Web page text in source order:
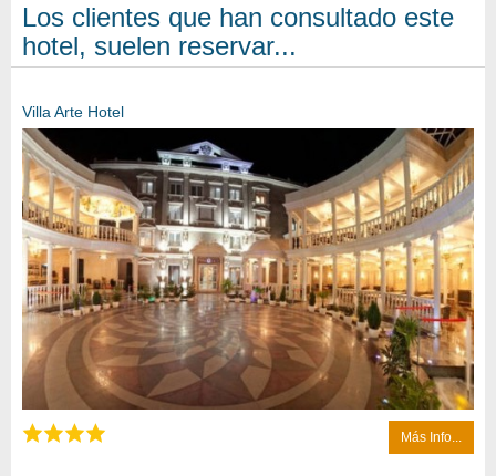
Los clientes que han consultado este
hotel, suelen reservar...
Villa Arte Hotel
Más Info...